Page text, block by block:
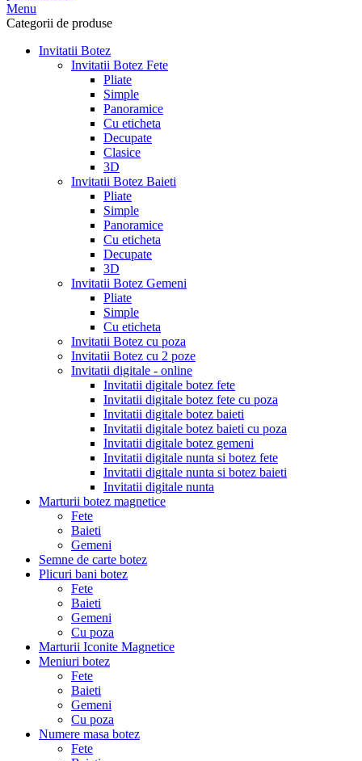
Menu
Categorii de produse
Invitatii Botez
Invitatii Botez Fete
Pliate
Simple
Panoramice
Cu eticheta
Decupate
Clasice
3D
Invitatii Botez Baieti
Pliate
Simple
Panoramice
Cu eticheta
Decupate
3D
Invitatii Botez Gemeni
Pliate
Simple
Cu eticheta
Invitatii Botez cu poza
Invitatii Botez cu 2 poze
Invitatii digitale - online
Invitatii digitale botez fete
Invitatii digitale botez fete cu poza
Invitatii digitale botez baieti
Invitatii digitale botez baieti cu poza
Invitatii digitale botez gemeni
Invitatii digitale nunta si botez fete
Invitatii digitale nunta si botez baieti
Invitatii digitale nunta
Marturii botez magnetice
Fete
Baieti
Gemeni
Semne de carte botez
Plicuri bani botez
Fete
Baieti
Gemeni
Cu poza
Marturii Iconite Magnetice
Meniuri botez
Fete
Baieti
Gemeni
Cu poza
Numere masa botez
Fete